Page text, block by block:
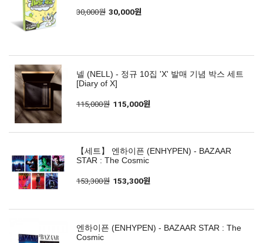
30,000원 30,000원
넬 (NELL) - 정규 10집 'X' 발매 기념 박스 세트
[Diary of X]
115,000원 115,000원
【세트】 엔하이픈 (ENHYPEN) - BAZAAR
STAR : The Cosmic
153,300원 153,300원
엔하이픈 (ENHYPEN) - BAZAAR STAR : The
Cosmic